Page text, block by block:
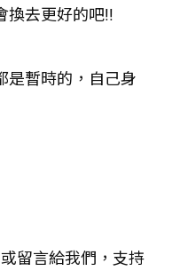
換去更好的吧!!
是暫時的，自己身
留言給我們，支持